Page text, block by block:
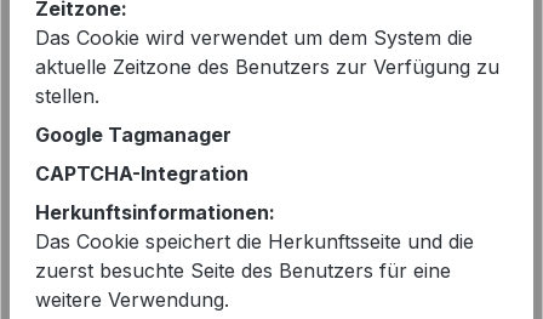
Preise inkl. MwSt. zzgl. Versandkosten
Sofort verfügbar, Lieferzeit: 2-5 Tage
Farbeauswählen
BLUE NIGHTS
Zeitzone:
Das Cookie wird verwendet um dem System die
aktuelle Zeitzone des Benutzers zur Verfügung zu
stellen.
Google Tagmanager
CAPTCHA-Integration
Herkunftsinformationen:
Das Cookie speichert die Herkunftsseite und die
zuerst besuchte Seite des Benutzers für eine
weitere Verwendung.